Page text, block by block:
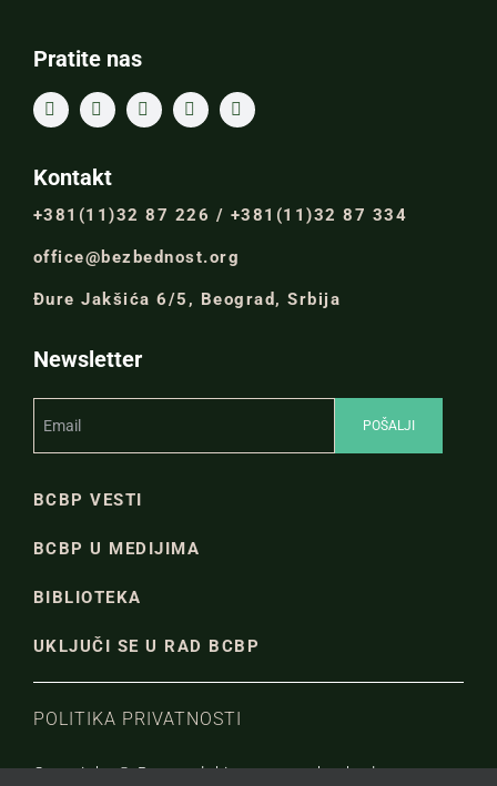
Pratite nas
Kontakt
+381(11)32 87 226 / +381(11)32 87 334
office@bezbednost.org
Đure Jakšića 6/5, Beograd, Srbija
Newsletter
BCBP VESTI
BCBP U MEDIJIMA
BIBLIOTEKA
UKLJUČI SE U RAD BCBP
POLITIKA PRIVATNOSTI
Copyright © Beogradski centar za bezbednosnu